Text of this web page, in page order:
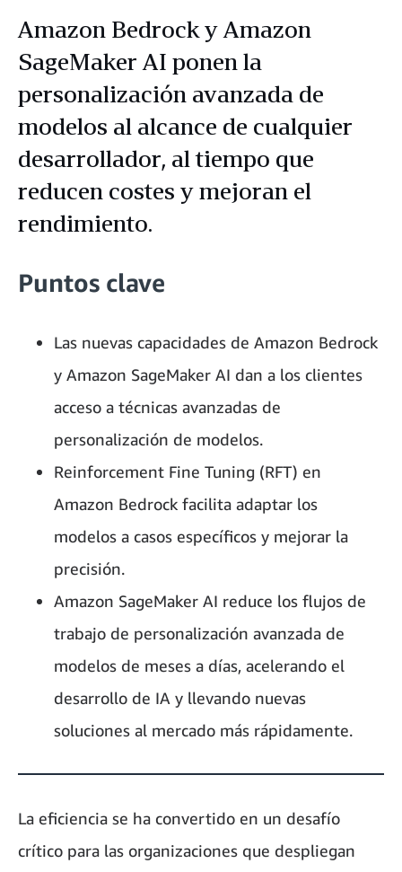
Amazon Bedrock y Amazon
SageMaker AI ponen la
personalización avanzada de
modelos al alcance de cualquier
desarrollador, al tiempo que
reducen costes y mejoran el
rendimiento.
Puntos clave
Las nuevas capacidades de Amazon Bedrock
y Amazon SageMaker AI dan a los clientes
acceso a técnicas avanzadas de
personalización de modelos.
Reinforcement Fine Tuning (RFT) en
Amazon Bedrock facilita adaptar los
modelos a casos específicos y mejorar la
precisión.
Amazon SageMaker AI reduce los flujos de
trabajo de personalización avanzada de
modelos de meses a días, acelerando el
desarrollo de IA y llevando nuevas
soluciones al mercado más rápidamente.
La eficiencia se ha convertido en un desafío
crítico para las organizaciones que despliegan